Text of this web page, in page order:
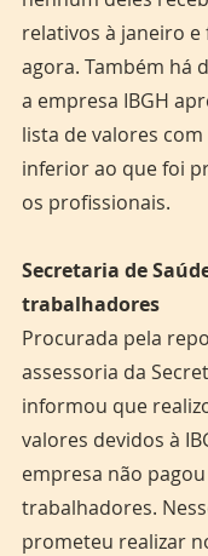
relativos à janeiro
agora. Também há
a empresa IBGH
lista de valores
inferior ao que foi
os profissionais.
Secretaria de
trabalhadores
Procurada pela
assessoria da
informou que
valores devidos à
empresa não
trabalhadores.
prometeu realizar